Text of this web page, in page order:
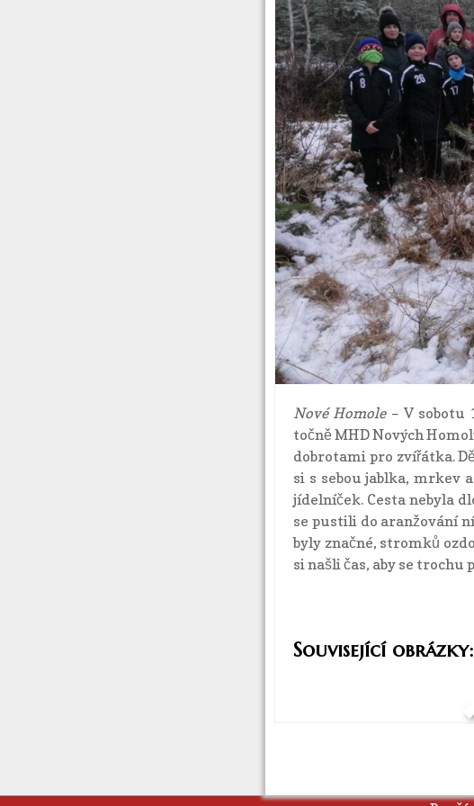
Nové Homole– V sobotu
točně MHD Nových
dobrotami pro zvířátka.
si s sebou jablka, mrkev
jídelníček. Cesta nebyla
se pustili do aranžování
byly značné, stromků
si našli čas, aby se
Související obrázky: